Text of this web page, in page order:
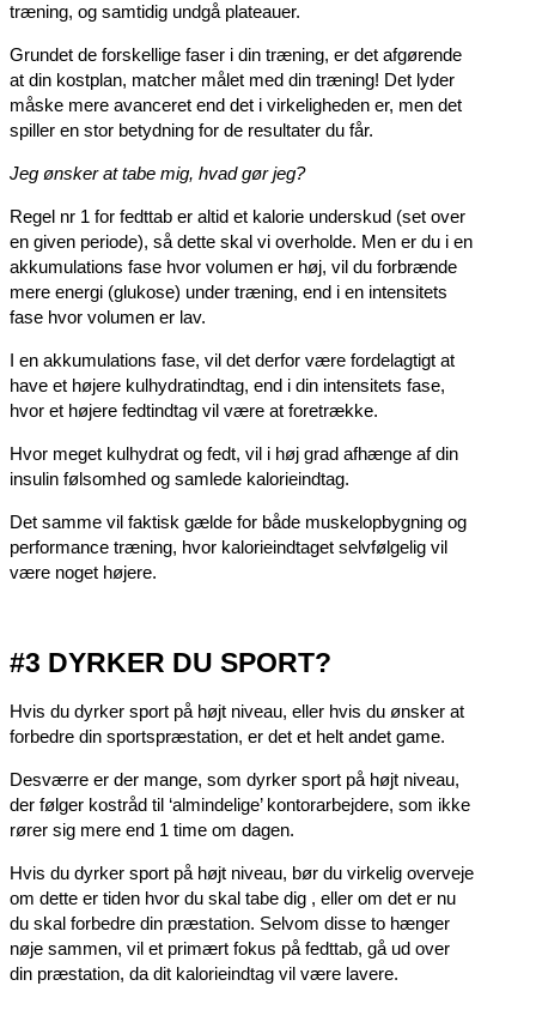
træning, og samtidig undgå plateauer.
Grundet de forskellige faser i din træning, er det afgørende
at din kostplan, matcher målet med din træning! Det lyder
måske mere avanceret end det i virkeligheden er, men det
spiller en stor betydning for de resultater du får.
Jeg ønsker at tabe mig, hvad gør jeg?
Regel nr 1 for fedttab er altid et kalorie underskud (set over
en given periode), så dette skal vi overholde. Men er du i en
akkumulations fase hvor volumen er høj, vil du forbrænde
mere energi (glukose) under træning, end i en intensitets
fase hvor volumen er lav.
I en akkumulations fase, vil det derfor være fordelagtigt at
have et højere kulhydratindtag, end i din intensitets fase,
hvor et højere fedtindtag vil være at foretrække.
Hvor meget kulhydrat og fedt, vil i høj grad afhænge af din
insulin følsomhed og samlede kalorieindtag.
Det samme vil faktisk gælde for både muskelopbygning og
performance træning, hvor kalorieindtaget selvfølgelig vil
være noget højere.
#3 DYRKER DU SPORT?
Hvis du dyrker sport på højt niveau, eller hvis du ønsker at
forbedre din sportspræstation, er det et helt andet game.
Desværre er der mange, som dyrker sport på højt niveau,
der følger kostråd til ‘almindelige’ kontorarbejdere, som ikke
rører sig mere end 1 time om dagen.
Hvis du dyrker sport på højt niveau, bør du virkelig overveje
om dette er tiden hvor du skal tabe dig , eller om det er nu
du skal forbedre din præstation. Selvom disse to hænger
nøje sammen, vil et primært fokus på fedttab, gå ud over
din præstation, da dit kalorieindtag vil være lavere.